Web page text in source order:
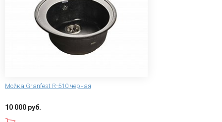
Мойка Granfest R-510 черная
10 000 руб.